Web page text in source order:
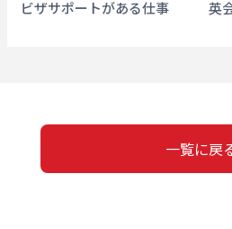
ビザサポートがある仕事 英
一覧に戻